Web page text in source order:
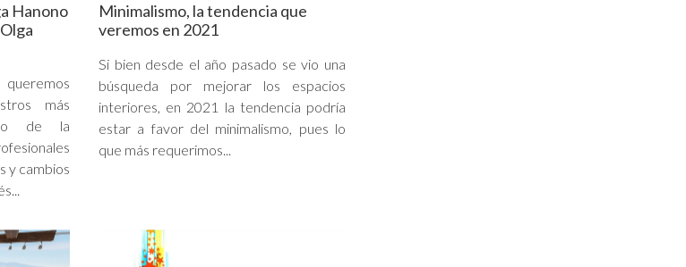
Hanono
más
de la
y cambios
Minimalismo, la tendencia que
veremos en 2021
Si bien desde el año pasado se vio una
búsqueda por mejorar los espacios
interiores, en 2021 la tendencia podría
estar a favor del minimalismo, pues lo
que más requerimos...